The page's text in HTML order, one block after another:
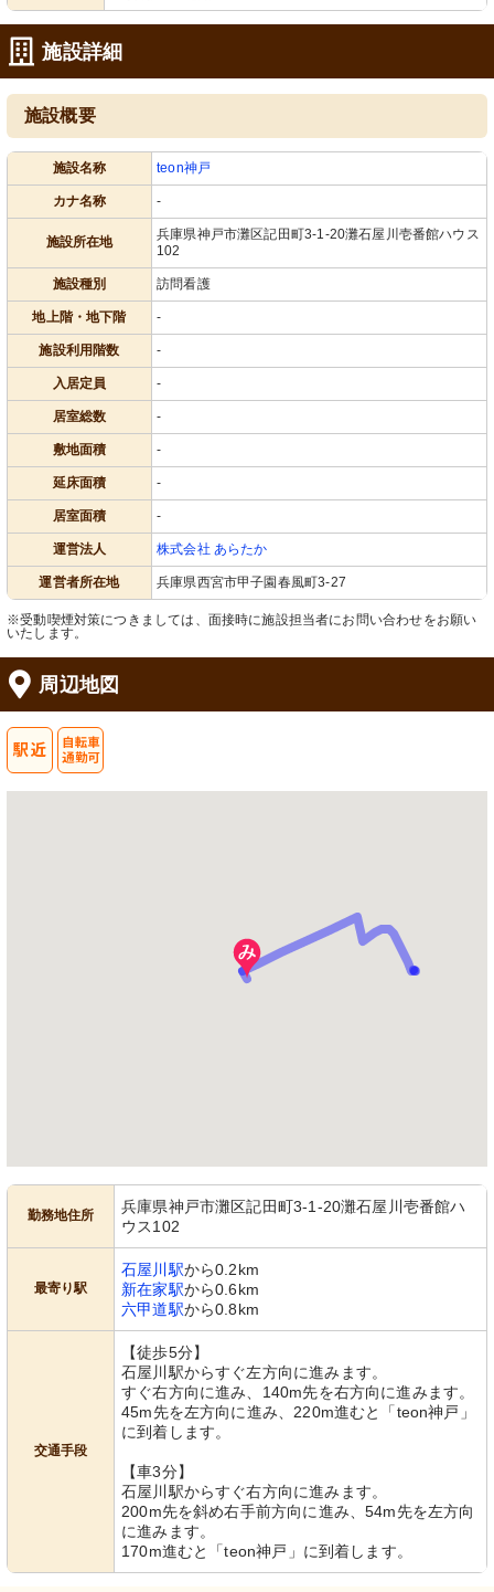
施設詳細
施設概要
施設名称 teon神戸
カナ名称 -
施設所在地
兵庫県神戸市灘区記田町3-1-20灘石屋川壱番館ハウス
102
施設種別 訪問看護
地上階・地下階 -
施設利用階数 -
入居定員 -
居室総数 -
敷地面積 -
延床面積 -
居室面積 -
運営法人 株式会社 あらたか
運営者所在地 兵庫県西宮市甲子園春風町3-27
※受動喫煙対策につきましては、面接時に施設担当者にお問い合わせをお願い
いたします。
周辺地図
勤務地住所
兵庫県神戸市灘区記田町3-1-20灘石屋川壱番館ハ
ウス102
最寄り駅
石屋川駅から0.2km
新在家駅から0.6km
六甲道駅から0.8km
交通手段
【徒歩5分】
石屋川駅からすぐ左方向に進みます。
すぐ右方向に進み、140m先を右方向に進みます。
45m先を左方向に進み、220m進むと「teon神戸」
に到着します。
【車3分】
石屋川駅からすぐ右方向に進みます。
200m先を斜め右手前方向に進み、54m先を左方向
に進みます。
170m進むと「teon神戸」に到着します。